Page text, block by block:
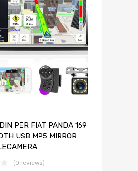
PER FIAT PANDA 169
USB MP5 MIRROR
(0 reviews)